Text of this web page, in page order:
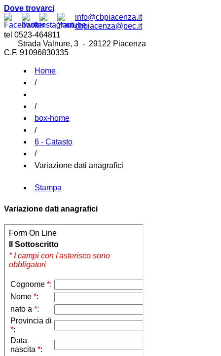
Dove trovarci
info@cbpiacenza.it
cbpiacenza@pec.it
tel 0523-464811
Strada Valnure, 3 - 29122 Piacenza
C.F. 91096830335
Home
/
/
box-home
/
6 - Catasto
/
Variazione dati anagrafici
Stampa
Variazione dati anagrafici